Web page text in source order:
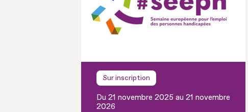
Sur inscription
Du 21 novembre 2025 au 21 novembre
2026